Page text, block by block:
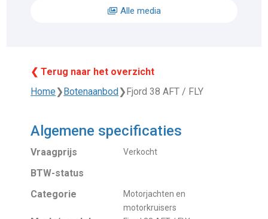
Alle media
❮ Terug naar het overzicht
Home❯Botenaanbod❯Fjord 38 AFT / FLY
Algemene specificaties
Vraagprijs Verkocht
BTW-status
Categorie
Motorjachten en
motorkruisers